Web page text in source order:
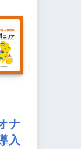
ナ
入